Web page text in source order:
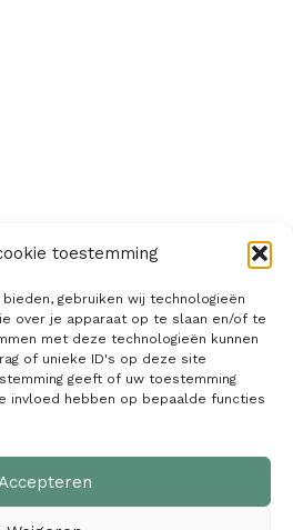
toestemming
gebruiken wij technologieën
over je apparaat op te slaan en/of te
met deze technologieën kunnen
of unieke ID's op deze site
geeft of uw toestemming
invloed hebben op bepaalde functies
Accepteren
| Webdesign: